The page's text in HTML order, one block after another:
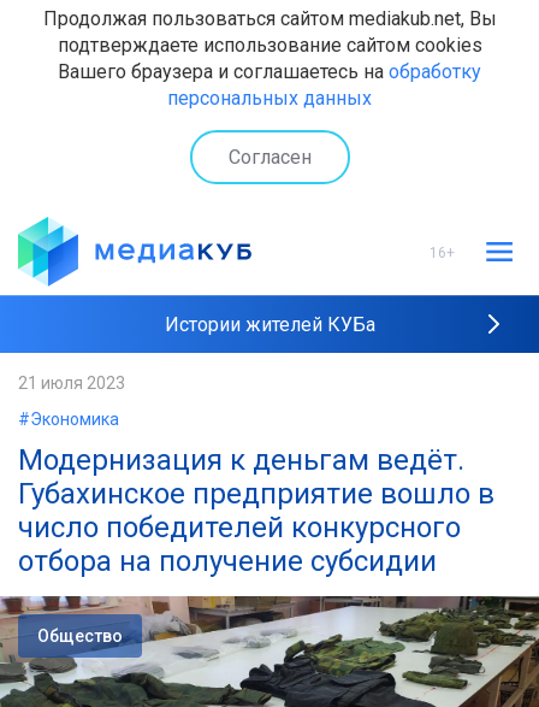
Продолжая пользоваться сайтом mediakub.net, Вы
подтверждаете использование сайтом cookies
Вашего браузера и соглашаетесь на обработку
персональных данных
Согласен
16+
Истории жителей КУБа
21 июля 2023
#Экономика
Модернизация к деньгам ведёт.
Губахинское предприятие вошло в
число победителей конкурсного
отбора на получение субсидии
Общество